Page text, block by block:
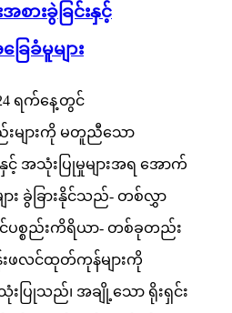
စားခွဲခြင်းနှင့်
ခံမူများ
24 ရက်နေ့တွင်
းများကို မတူညီသော
နှင့် အသုံးပြုမှုများအရ အောက်
ျား ခွဲခြားနိုင်သည်- တစ်လွှာ
ပစ္စည်းကိရိယာ- တစ်ခုတည်း
ဖလင်ထုတ်ကုန်များကို
ြုသည်၊ အချို့သော ရိုးရှင်း